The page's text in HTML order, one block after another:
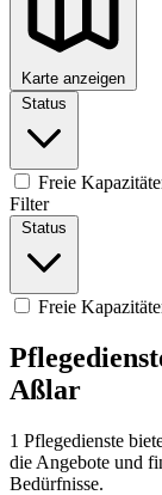
Karte anzeigen
Status
Freie
Filter
Status
Freie
Aßlar
1 Pflegedienste
die Angebote und
Bedürfnisse.